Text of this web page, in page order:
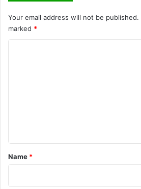
Your email address will not be published.
marked *
*
Name *